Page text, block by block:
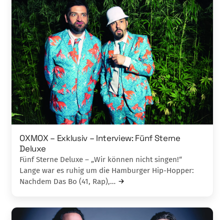
OXMOX – Exklusiv – Interview: Fünf Sterne
Deluxe
Fünf Sterne Deluxe – „Wir können nicht singen!“
Lange war es ruhig um die Hamburger Hip-Hopper:
Nachdem Das Bo (41, Rap),…